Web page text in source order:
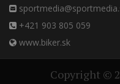
+421 903 805 059
www.biker.sk
Copyright ©